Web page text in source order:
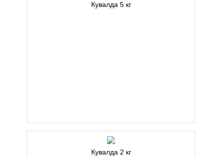
Кувалда 5 кг
Кувалда 2 кг